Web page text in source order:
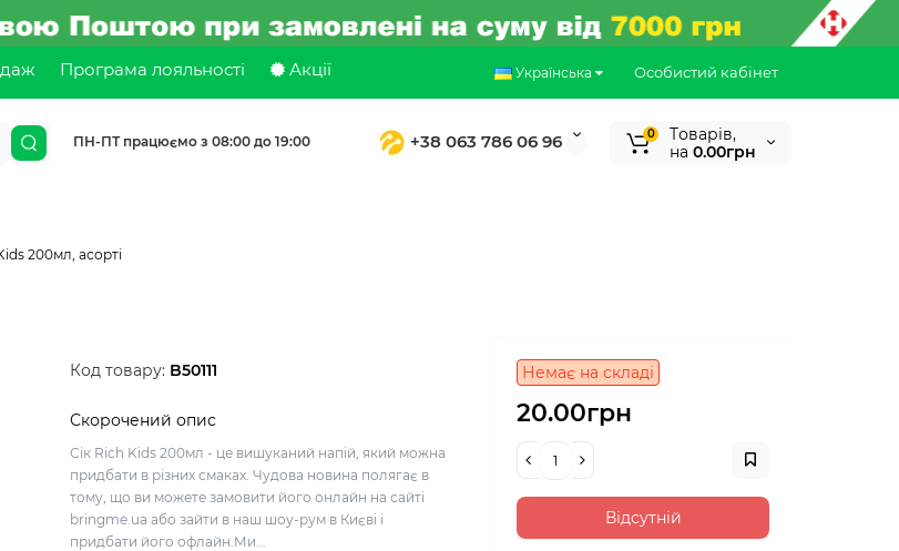
Програма лояльності Акції Особистий кабінет
Українська
ПН-ПТ працюємо з 08:00 до 19:00 +38 063 786 06 96 0
Tоварів,
на 0.00грн
200мл, асорті
Код товару: B50111
Скорочений опис
Сік Rich Kids 200мл - це вишуканий напій, який можна
придбати в різних смаках. Чудова новина полягає в
тому, що ви можете замовити його онлайн на сайті
bringme.ua або зайти в наш шоу-рум в Києві і
придбати його офлайн.Ми...
Немає на складі
20.00грн
Відсутній